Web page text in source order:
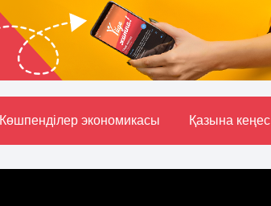
Көшпенділер экономикасы Қазына кеңес